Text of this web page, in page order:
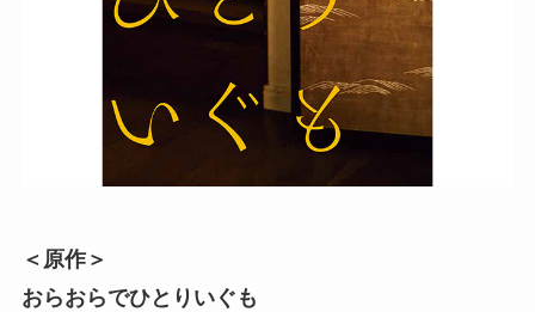
＜原作＞
おらおらでひとりいぐも